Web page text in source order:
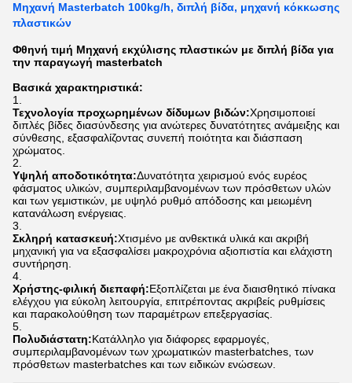
Μηχανή Masterbatch 100kg/h, διπλή βίδα, μηχανή κόκκωσης
πλαστικών
Φθηνή τιμή Μηχανή εκχύλισης πλαστικών με διπλή βίδα για
την παραγωγή masterbatch
Βασικά χαρακτηριστικά:
Τεχνολογία προχωρημένων δίδυμων βιδών:Χρησιμοποιεί
διπλές βίδες διασύνδεσης για ανώτερες δυνατότητες ανάμειξης και
σύνθεσης, εξασφαλίζοντας συνεπή ποιότητα και διάσπαση
χρώματος.
Υψηλή αποδοτικότητα:Δυνατότητα χειρισμού ενός ευρέος
φάσματος υλικών, συμπεριλαμβανομένων των πρόσθετων υλών
και των γεμιστικών, με υψηλό ρυθμό απόδοσης και μειωμένη
κατανάλωση ενέργειας.
Σκληρή κατασκευή:Χτισμένο με ανθεκτικά υλικά και ακριβή
μηχανική για να εξασφαλίσει μακροχρόνια αξιοπιστία και ελάχιστη
συντήρηση.
Χρήστης-φιλική διεπαφή:Εξοπλίζεται με ένα διαισθητικό πίνακα
ελέγχου για εύκολη λειτουργία, επιτρέποντας ακριβείς ρυθμίσεις
και παρακολούθηση των παραμέτρων επεξεργασίας.
Πολυδιάστατη:Κατάλληλο για διάφορες εφαρμογές,
συμπεριλαμβανομένων των χρωματικών masterbatches, των
πρόσθετων masterbatches και των ειδικών ενώσεων.